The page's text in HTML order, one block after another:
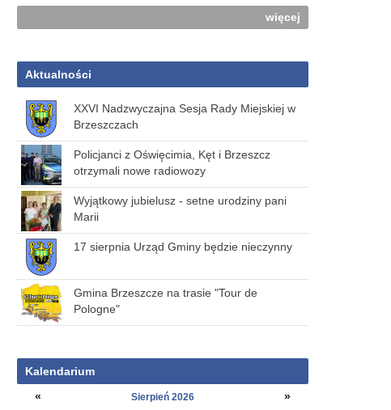
więcej
Aktualności
XXVI Nadzwyczajna Sesja Rady Miejskiej w
Brzeszczach
Policjanci z Oświęcimia, Kęt i Brzeszcz
otrzymali nowe radiowozy
Wyjątkowy jubielusz - setne urodziny pani
Marii
17 sierpnia Urząd Gminy będzie nieczynny
Gmina Brzeszcze na trasie "Tour de
Pologne"
Kalendarium
«
Sierpień 2026
»